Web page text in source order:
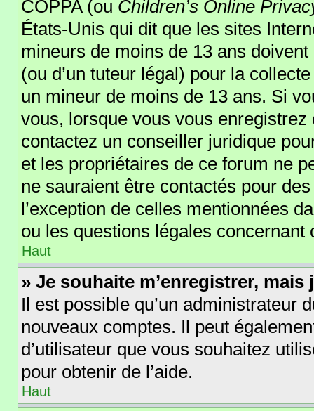
COPPA (ou Children’s Online
États-Unis qui dit que les sites
mineurs de moins de 13 ans
(ou d’un tuteur légal) pour la
un mineur de moins de 13 ans. Si
vous, lorsque vous vous enregistrez
contactez un conseiller juridique
et les propriétaires de ce forum ne
ne sauraient être contactés pour
l’exception de celles mentionnées
ou les questions légales concernant
Haut
» Je souhaite m’enregistrer, mais
Il est possible qu’un administrateur
nouveaux comptes. Il peut
d’utilisateur que vous souhaitez
pour obtenir de l’aide.
Haut